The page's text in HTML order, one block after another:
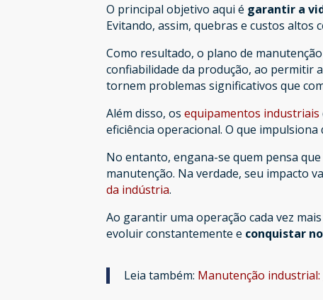
O principal objetivo aqui é garantir a
Evitando, assim, quebras e custos altos
Como resultado, o plano de
confiabilidade da produção, ao permitir
tornem problemas significativos que
Além disso, os equipamentos industriais
eficiência operacional. O que
No entanto, engana-se quem pensa
manutenção. Na verdade, seu impacto
da indústria.
Ao garantir uma operação cada vez
evoluir constantemente e conquistar
Leia também: Manutenção